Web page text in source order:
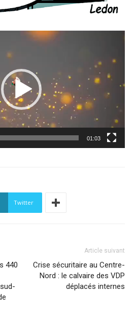
Lecteur
01:03
Twitter
440
Article suivant
Crise sécuritaire au Centre-
Nord : le calvaire des VDP
déplacés internes